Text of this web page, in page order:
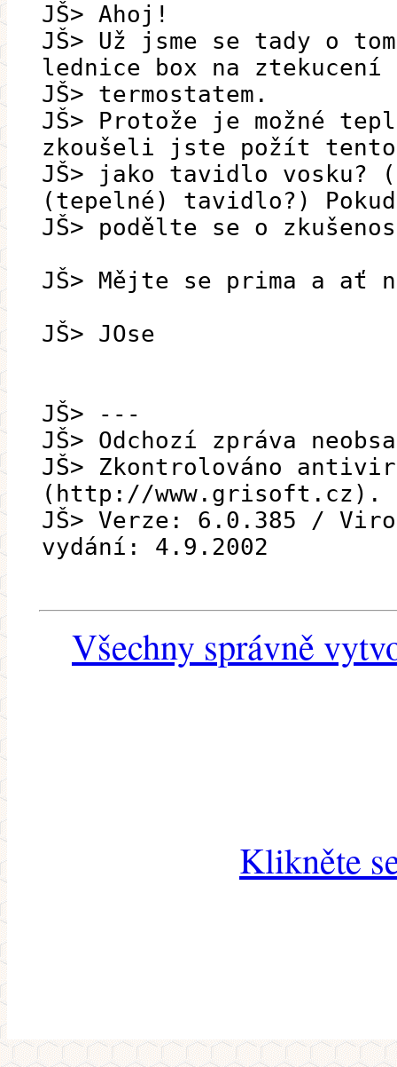
JŠ> Ahoj!
JŠ> Už jsme se tady o
lednice box na ztekucení
JŠ> termostatem.
JŠ> Protože je možné
zkoušeli jste požít
JŠ> jako tavidlo vosku?
(tepelné) tavidlo?)
JŠ> podělte se o
JŠ> Mějte se prima a ať
JŠ> JOse
JŠ> ---
JŠ> Odchozí zpráva
JŠ> Zkontrolováno
(http://www.grisoft.cz).
JŠ> Verze: 6.0.385 /
vydání: 4.9.2002
Všechny správně
Klikněte